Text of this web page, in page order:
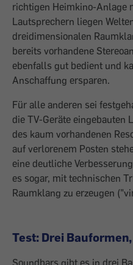
richtigen Heim­kino-Anlage
Lautsprechern liegen
dreidimensionalen
bereits vorhandene
ebenfalls gut bedient und
Anschaffung ersparen.
Für alle anderen sei
die TV-Geräte eingebauten
des kaum vorhandenen
auf verlorenem Posten
eine deutliche
es sogar, mit technischen
Raumklang zu erzeugen
Test: Drei Bauformen,
Soundbars gibt es in drei